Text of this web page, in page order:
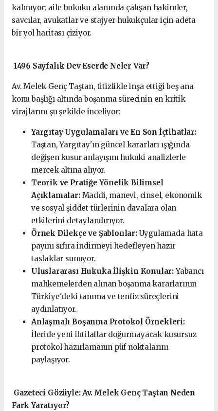
kalmıyor; aile hukuku alanında çalışan hakimler,
savcılar, avukatlar ve stajyer hukukçular için adeta
bir yol haritası çiziyor.
1496 Sayfalık Dev Eserde Neler Var?
Av. Melek Genç Taştan, titizlikle inşa ettiği beş ana
konu başlığı altında boşanma sürecinin en kritik
virajlarını şu şekilde inceliyor:
Yargıtay Uygulamaları ve En Son İçtihatlar:
Taştan, Yargıtay'ın güncel kararları ışığında
değişen kusur anlayışını hukuki analizlerle
mercek altına alıyor.
Teorik ve Pratiğe Yönelik Bilimsel
Açıklamalar:Maddi, manevi, cinsel, ekonomik
ve sosyal şiddet türlerinin davalara olan
etkilerini detaylandırıyor.
Örnek Dilekçe ve Şablonlar:Uygulamada hata
payını sıfıra indirmeyi hedefleyen hazır
taslaklar sunuyor.
Uluslararası Hukuka İlişkin Konular:Yabancı
mahkemelerden alınan boşanma kararlarının
Türkiye'deki tanıma ve tenfiz süreçlerini
aydınlatıyor.
Anlaşmalı Boşanma Protokol Örnekleri:
İleride yeni ihtilaflar doğurmayacak kusursuz
protokol hazırlamanın püf noktalarını
paylaşıyor.
️ Gazeteci Gözüyle: Av. Melek Genç Taştan Neden
Fark Yaratıyor?